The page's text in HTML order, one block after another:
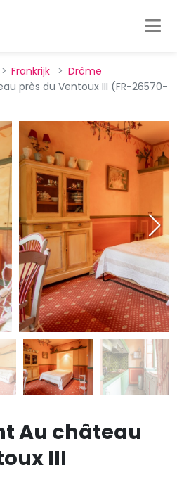
Frankrijk
Drôme
près du Ventoux III (FR-26570-
Au château
III